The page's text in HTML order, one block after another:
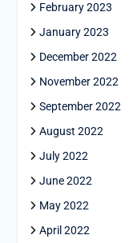
February 2023
January 2023
December 2022
November 2022
September 2022
August 2022
July 2022
June 2022
May 2022
April 2022